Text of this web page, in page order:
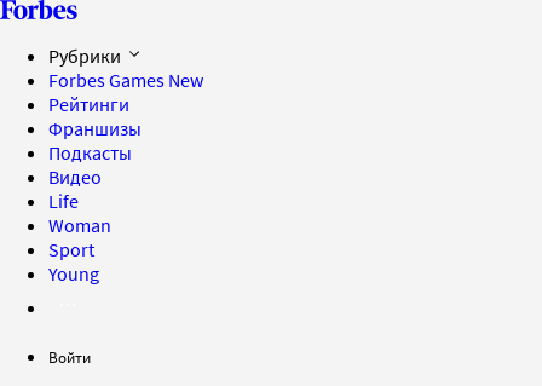
Рубрики
Forbes Games New
Рейтинги
Франшизы
Подкасты
Видео
Life
Woman
Sport
Young
Войти